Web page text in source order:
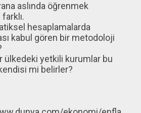
aslında öğrenmek
hesaplamalarda
kabul gören bir metodoloji
ülkedeki yetkili kurumlar bu
mi belirler?